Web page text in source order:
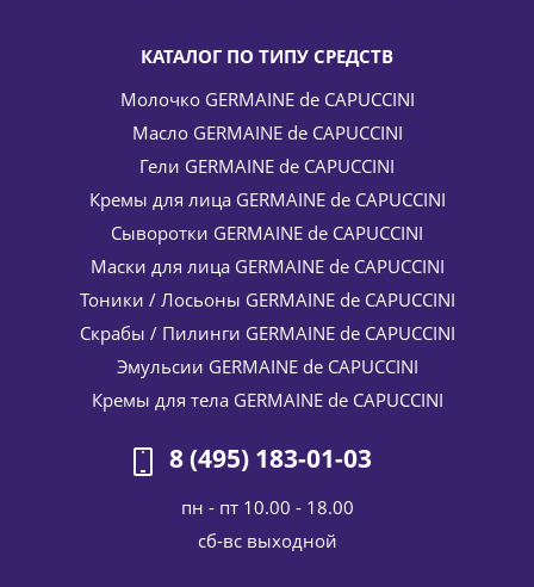
Флюид-эксфолиант для нормальной и комбинированной
кожи PurExpert Refiner Essence Normal Skin Germaine de
КАТАЛОГ ПО ТИПУ СРЕДСТВ
Молочко GERMAINE de CAPUCCINI
Масло GERMAINE de CAPUCCINI
Гели GERMAINE de CAPUCCINI
Кремы для лица GERMAINE de CAPUCCINI
Сыворотки GERMAINE de CAPUCCINI
Маски для лица GERMAINE de CAPUCCINI
Тоники / Лосьоны GERMAINE de CAPUCCINI
Скрабы / Пилинги GERMAINE de CAPUCCINI
Эмульсии GERMAINE de CAPUCCINI
Кремы для тела GERMAINE de CAPUCCINI
8 (495) 183-01-03
пн - пт 10.00 - 18.00
cб-вс выходной